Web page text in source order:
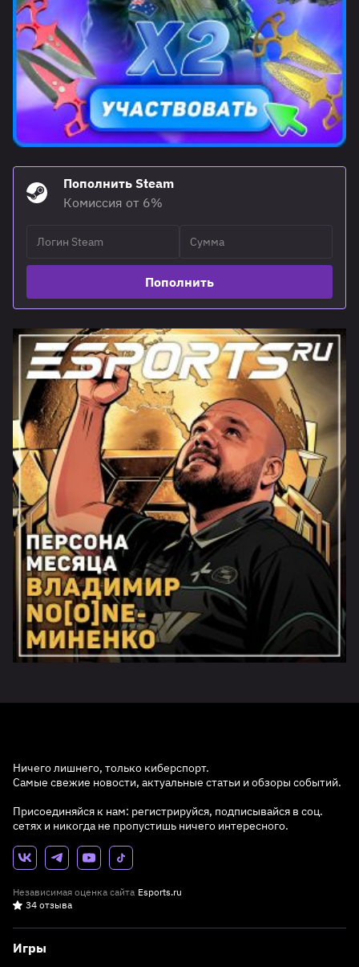
Пополнить Steam
Комиссия от 6%
Пополнить
Ничего лишнего, только киберспорт.
Самые свежие новости, актуальные статьи и обзоры событий.
Присоединяйся к нам: регистрируйся, подписывайся в соц.
сетях и никогда не пропустишь ничего интересного.
Независимая оценка сайта Esports.ru
34 отзыва
Игры